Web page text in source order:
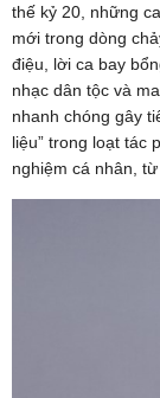
thế kỷ 20, những
mới trong dòng
điệu, lời ca bay
nhạc dân tộc và
nhanh chóng gây
liệu” trong loạt tác
nghiệm cá nhân,